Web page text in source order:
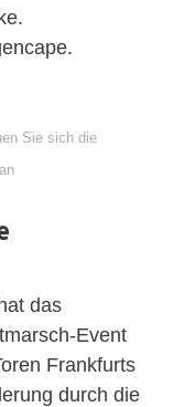
Sie sich die
das
Event
Frankfurts
durch die